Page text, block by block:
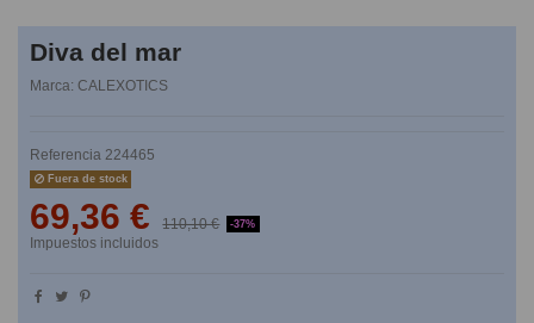
Diva del mar
Marca: CALEXOTICS
Referencia 224465
Fuera de stock
69,36 € 110,10 € -37%
Impuestos incluidos